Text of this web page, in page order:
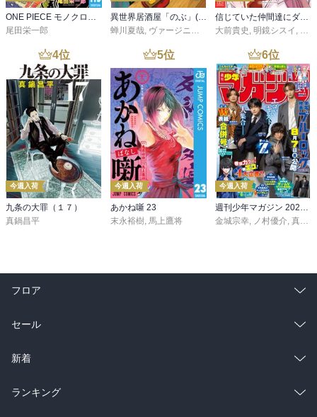
ONE PIECE モノクロ版 115
尾田栄一郎
異世界居酒屋「のぶ」(22)
蝉川夏哉, ヴァージニア二等兵 ,転
信じていた仲間達にダンジョン奥地で殺されかけたがギフト『無限ガチャ』でレベル９９９９の仲間達を手に入れて元パーティーメンバーと世界に復讐＆『ざまぁ！』します！（２３）
大前貴史 , 明鏡シスイ , ｔ
4位
今週入荷
九条の大罪（１７）
真鍋昌平
5位
今週入荷
あかね噺 23
末永裕樹, 馬上鷹将
6位
今週入荷
週刊少年マガジン 2026年36・37号[2026年8月5日発売]
金城宗幸, ノ村優介, 真島ヒロ
フロア
総合
ラノベ
雑誌・グラビア
セール
総合
ラノベ
新着
総合
ランキング